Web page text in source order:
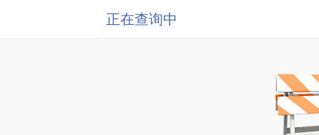
正在查询中